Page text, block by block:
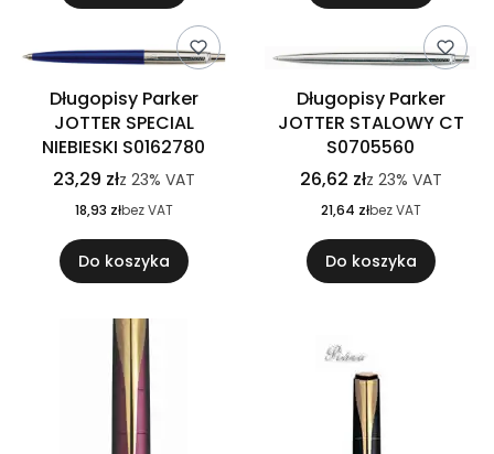
Długopisy Parker
JOTTER SPECIAL
NIEBIESKI S0162780
23,29 złz 23% VAT
18,93 złbez VAT
Do koszyka
Długopisy Parker
JOTTER STALOWY CT
S0705560
26,62 złz 23% VAT
21,64 złbez VAT
Do koszyka